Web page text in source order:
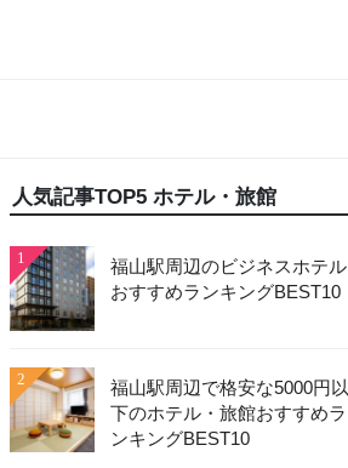
人気記事TOP5 ホテル・旅館
1
福山駅周辺のビジネスホテル
おすすめランキングBEST10
2
福山駅周辺で格安な5000円以
下のホテル・旅館おすすめラ
ンキングBEST10